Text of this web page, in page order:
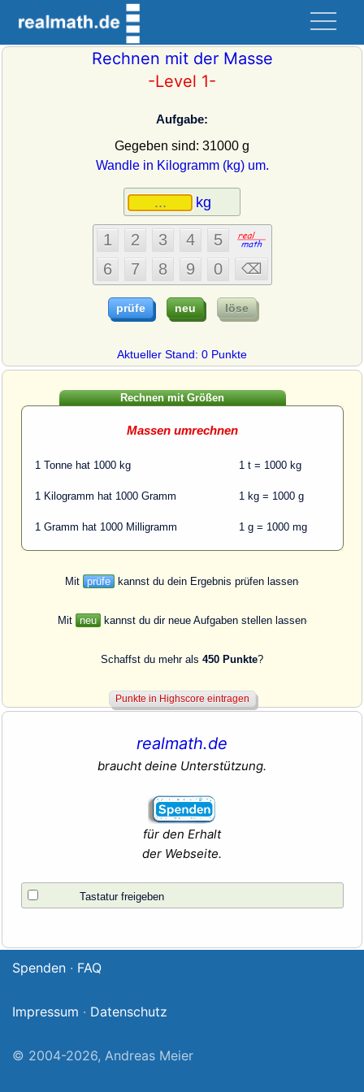
Rechnen mit Größen
Massen umrechnen
1 Tonne hat 1000 kg 1 t = 1000 kg
1 Kilogramm hat 1000 Gramm 1 kg = 1000 g
1 Gramm hat 1000 Milligramm 1 g = 1000 mg
Mit prüfe kannst du dein Ergebnis prüfen lassen
Mit neu kannst du dir neue Aufgaben stellen lassen
Schaffst du mehr als 450 Punkte?
Rechnen mit der Masse
-Level 1-
Aufgabe:
Gegeben sind: 31000 g
Wandle in Kilogramm (kg) um.
Aktueller Stand: 0 Punkte
realmath.de
braucht deine Unterstützung.
für den Erhalt
der Webseite.
Tastatur freigeben
Spenden · FAQ
Impressum · Datenschutz
© 2004-2026, Andreas Meier